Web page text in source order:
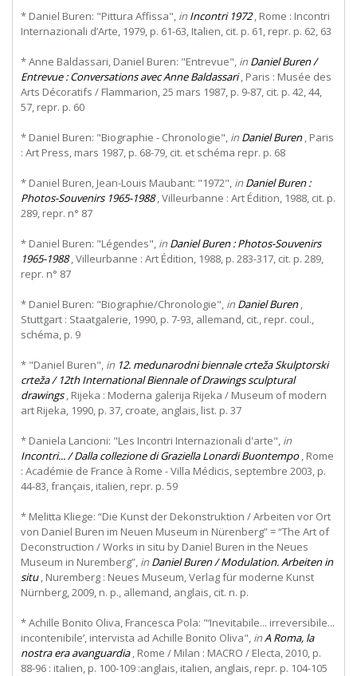
* Daniel Buren: "Pittura Affissa", in Incontri 1972, Rome : Incontri
Internazionali d’Arte, 1979, p. 61-63, Italien, cit. p. 61, repr. p. 62, 63
* Anne Baldassari, Daniel Buren: "Entrevue", in Daniel Buren /
Entrevue : Conversations avec Anne Baldassari, Paris : Musée des
Arts Décoratifs / Flammarion, 25 mars 1987, p. 9-87, cit. p. 42, 44,
57, repr. p. 60
* Daniel Buren: "Biographie - Chronologie", in Daniel Buren, Paris
: Art Press, mars 1987, p. 68-79, cit. et schéma repr. p. 68
* Daniel Buren, Jean-Louis Maubant: "1972", in Daniel Buren :
Photos-Souvenirs 1965-1988, Villeurbanne : Art Édition, 1988, cit. p.
289, repr. n° 87
* Daniel Buren: "Légendes", in Daniel Buren : Photos-Souvenirs
1965-1988, Villeurbanne : Art Édition, 1988, p. 283-317, cit. p. 289,
repr. n° 87
* Daniel Buren: "Biographie/Chronologie", in Daniel Buren,
Stuttgart : Staatgalerie, 1990, p. 7-93, allemand, cit., repr. coul.,
schéma, p. 9
* "Daniel Buren", in 12. medunarodni biennale crteža Skulptorski
crteža / 12th International Biennale of Drawings sculptural
drawings, Rijeka : Moderna galerija Rijeka / Museum of modern
art Rijeka, 1990, p. 37, croate, anglais, list. p. 37
* Daniela Lancioni: "Les Incontri Internazionali d'arte", in
Incontri... / Dalla collezione di Graziella Lonardi Buontempo, Rome
: Académie de France à Rome - Villa Médicis, septembre 2003, p.
44-83, français, italien, repr. p. 59
* Melitta Kliege: “Die Kunst der Dekonstruktion / Arbeiten vor Ort
von Daniel Buren im Neuen Museum in Nürenberg” = “The Art of
Deconstruction / Works in situ by Daniel Buren in the Neues
Museum in Nuremberg”, in Daniel Buren / Modulation. Arbeiten in
situ, Nuremberg : Neues Museum, Verlag für moderne Kunst
Nürnberg, 2009, n. p., allemand, anglais, cit. n. p.
* Achille Bonito Oliva, Francesca Pola: "‘Inevitabile... irreversibile...
incontenibile’, intervista ad Achille Bonito Oliva", inA Roma, la
nostra era avanguardia, Rome / Milan : MACRO / Electa, 2010, p.
88-96 : italien, p. 100-109 :anglais, italien, anglais, repr. p. 104-105